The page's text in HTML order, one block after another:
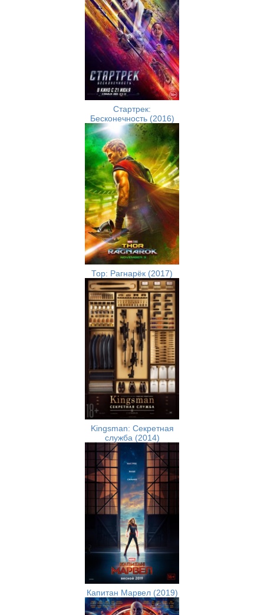
Стартрек:
Бесконечность (2016)
Тор: Рагнарёк (2017)
Kingsman: Секретная
служба (2014)
Капитан Марвел (2019)